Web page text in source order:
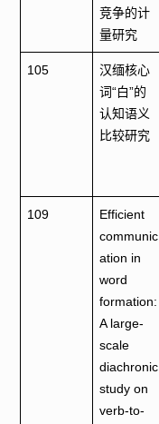
竞争的计
量研究
105
汉缅核心
词“白”的
认知语义
比较研究
109
Efficient
communic
ation in
word
formation:
A large-
scale
diachronic
study on
verb-to-